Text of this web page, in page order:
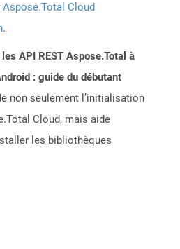
Aspose.Total Cloud
.
API REST Aspose.Total à
: guide du débutant
non seulement l’initialisation
Cloud, mais aide
les bibliothèques